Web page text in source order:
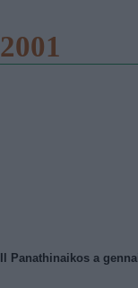
2001
Il Panathinaikos a